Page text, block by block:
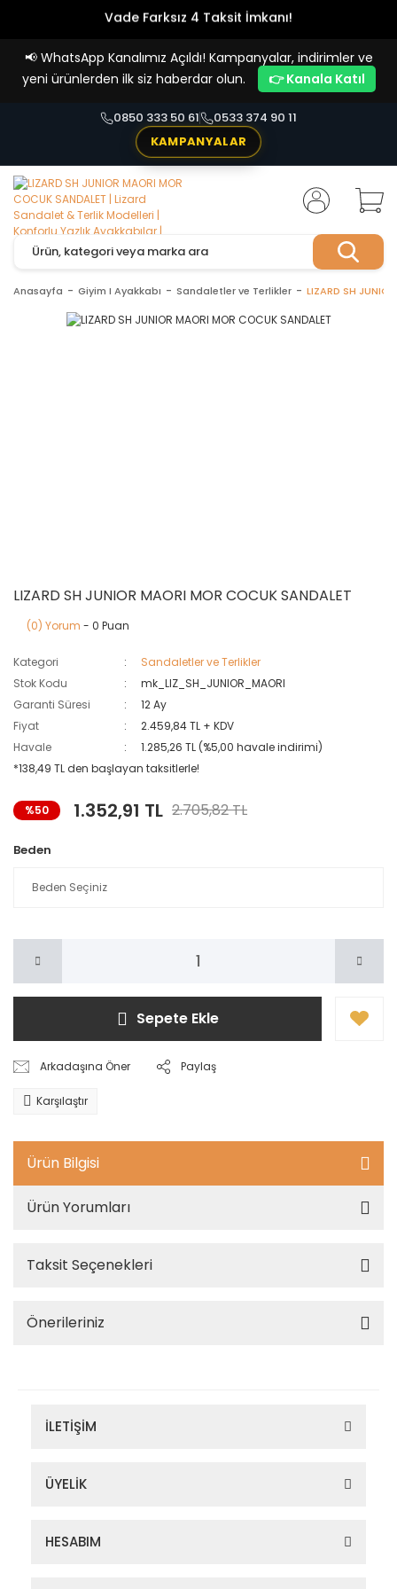
Vade Farksız 4 Taksit İmkanı!
📢 WhatsApp Kanalımız Açıldı! Kampanyalar, indirimler ve
yeni ürünlerden ilk siz haberdar olun.
👉 Kanala Katıl
0850 333 50 61
0533 374 90 11
KAMPANYALAR
Anasayfa Giyim I Ayakkabı Sandaletler ve Terlikler LIZARD SH
LIZARD SH JUNIOR MAORI MOR COCUK SANDALET
(0) Yorum - 0 Puan
Kategori
Sandaletler ve Terlikler
Stok Kodu
mk_LIZ_SH_JUNIOR_MAORI
Garanti Süresi
12 Ay
Fiyat
2.459,84 TL + KDV
Havale
1.285,26 TL (%5,00 havale indirimi)
*138,49 TL den başlayan taksitlerle!
%50 1.352,91 TL 2.705,82 TL
Beden
Sepete Ekle
Arkadaşına Öner Paylaş
Karşılaştır
Ürün Bilgisi
Ürün Yorumları
Taksit Seçenekleri
Önerileriniz
İLETİŞİM
ÜYELİK
HESABIM